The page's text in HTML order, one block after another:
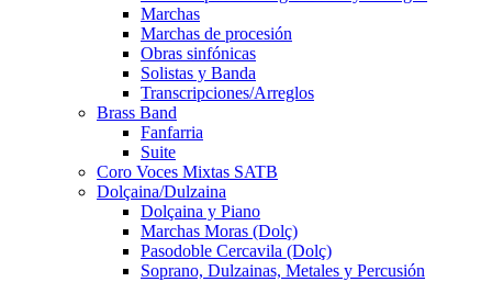
Marchas
Marchas de procesión
Obras sinfónicas
Solistas y Banda
Transcripciones/Arreglos
Brass Band
Fanfarria
Suite
Coro Voces Mixtas SATB
Dolçaina/Dulzaina
Dolçaina y Piano
Marchas Moras (Dolç)
Pasodoble Cercavila (Dolç)
Soprano, Dulzainas, Metales y Percusión